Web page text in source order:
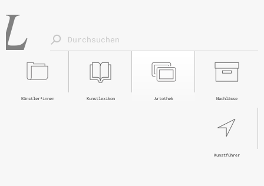
Nachlässe
Artothek
Kunstlexikon
Künstler*innen
Kunstführer